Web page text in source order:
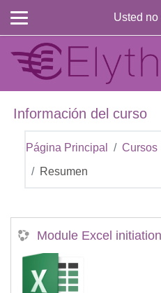
Usted
Información del curso
Página Principal Cursos
Resumen
Module Excel initiation